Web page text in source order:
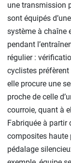
une transmission
sont équipés
système à chaîne
pendant
régulier :
cyclistes
elle procure une
proche de celle
courroie, quant à
Fabriquée à partir
composites haute
pédalage